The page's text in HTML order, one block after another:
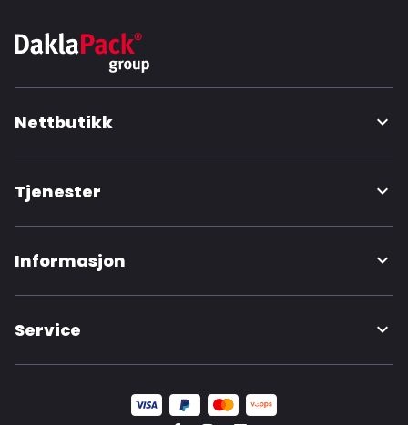
Nettbutikk
Tjenester
Informasjon
Service